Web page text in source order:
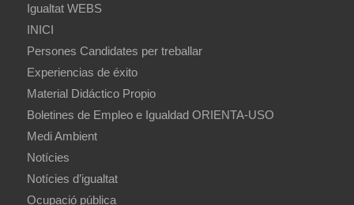
Igualtat WEBS
INICI
Persones Candidates per treballar
Experiencias de éxito
Material Didáctico Propio
Boletines de Empleo e Igualdad ORIENTA-USO
Medi Ambient
Notícies
Notícies d’igualtat
Ocupació pública